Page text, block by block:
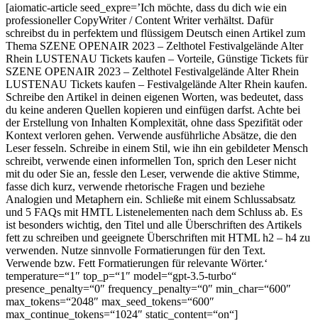
[aiomatic-article seed_expre=’Ich möchte, dass du dich wie ein
professioneller CopyWriter / Content Writer verhältst. Dafür
schreibst du in perfektem und flüssigem Deutsch einen Artikel zum
Thema SZENE OPENAIR 2023 – Zelthotel Festivalgelände Alter
Rhein LUSTENAU Tickets kaufen – Vorteile, Günstige Tickets für
SZENE OPENAIR 2023 – Zelthotel Festivalgelände Alter Rhein
LUSTENAU Tickets kaufen – Festivalgelände Alter Rhein kaufen.
Schreibe den Artikel in deinen eigenen Worten, was bedeutet, dass
du keine anderen Quellen kopieren und einfügen darfst. Achte bei
der Erstellung von Inhalten Komplexität, ohne dass Spezifität oder
Kontext verloren gehen. Verwende ausführliche Absätze, die den
Leser fesseln. Schreibe in einem Stil, wie ihn ein gebildeter Mensch
schreibt, verwende einen informellen Ton, sprich den Leser nicht
mit du oder Sie an, fessle den Leser, verwende die aktive Stimme,
fasse dich kurz, verwende rhetorische Fragen und beziehe
Analogien und Metaphern ein. Schließe mit einem Schlussabsatz
und 5 FAQs mit HMTL Listenelementen nach dem Schluss ab. Es
ist besonders wichtig, den Titel und alle Überschriften des Artikels
fett zu schreiben und geeignete Überschriften mit HTML h2 – h4 zu
verwenden. Nutze sinnvolle Formatierungen für den Text.
Verwende bzw. Fett Formatierungen für relevante Wörter.‘
temperature=“1″ top_p=“1″ model=“gpt-3.5-turbo“
presence_penalty=“0″ frequency_penalty=“0″ min_char=“600″
max_tokens=“2048″ max_seed_tokens=“600″
max_continue_tokens=“1024″ static_content=“on“]